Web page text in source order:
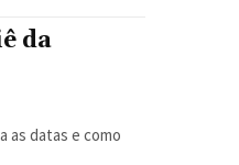
da
as datas e como